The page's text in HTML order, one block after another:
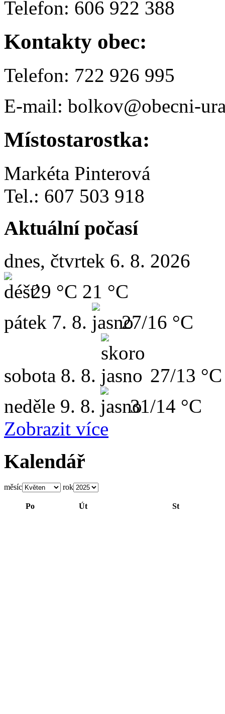
Telefon: 606 922 388
Kontakty obec:
Telefon: 722 926 995
E-mail: bolkov@obecni-
Místostarostka:
Markéta Pinterová
Tel.: 607 503 918
Aktuální počasí
dnes, čtvrtek 6. 8. 2026
29 °C 21 °C
pátek 7. 8. 27/16 °C
sobota 8. 8.
27/13 °C
neděle 9. 8.
31/14 °C
Zobrazit více
Kalendář
měsíc rok
Po Út St